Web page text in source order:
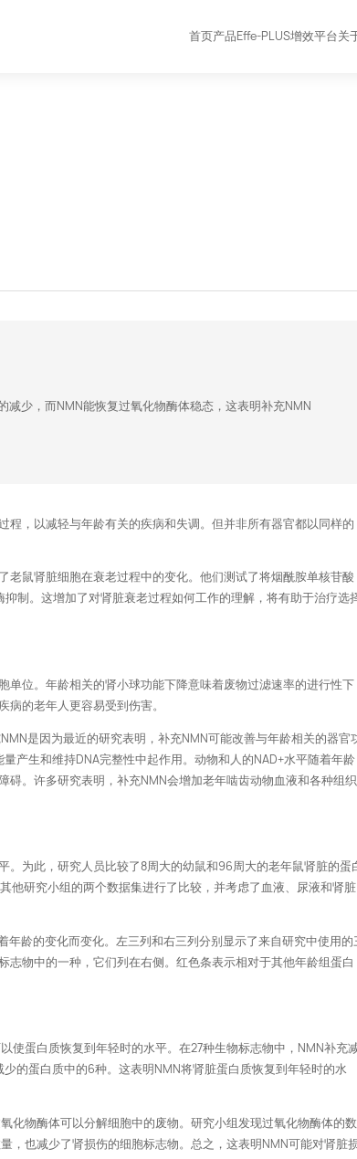
首页产品Effe-PLUS增效平台关
少，而NMN能恢复过氧化物酶体稳态，这表明补充NMN
，以减轻与年龄有关的疾病和失调。但并非所有器官都以同样的
鼠肾脏细胞在衰老过程中的变化。他们测试了将烟酰胺单核苷酸
制。这增加了对肾脏衰老过程如何工作的理解，将有助于治疗选
位。年龄相关的肾小球功能下降意味着废物过滤速率的进行性下
的老年人更容易受到伤害。
是因为最近的研究表明，补充NMN可能改善与年龄相关的器官
产生和维持DNA完整性中起作用。动物和人的NAD+水平随着年龄
。许多研究表明，补充NMN会增加老年啮齿动物血液和各种组织
为此，研究人员比较了8周大的幼鼠和96周大的老年鼠肾脏的蛋
他研究小组的两个数据集进行了比较，并考虑了血液、尿液和肾脏
龄的变化而变化。左三列和右三列分别显示了来自研究中使用的
物中的一种，它们列在右侧。红色条表示相对于其他年龄组蛋白
使蛋白质恢复到年轻时的水平。在27种生物标志物中，NMN补充
的蛋白质中的6种。这表明NMN将肾脏蛋白质恢复到年轻时的水
化物酶体可以分解细胞中的废物。研究小组发现过氧化物酶体的数
，也减少了肾损伤的细胞标志物。总之，这表明NMN可能对肾脏